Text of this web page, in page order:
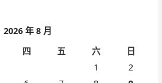
2026 年 8 月
四 五 六
日
1
2